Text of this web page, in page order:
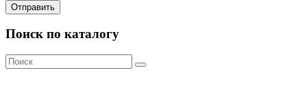
Отправить
Поиск по каталогу